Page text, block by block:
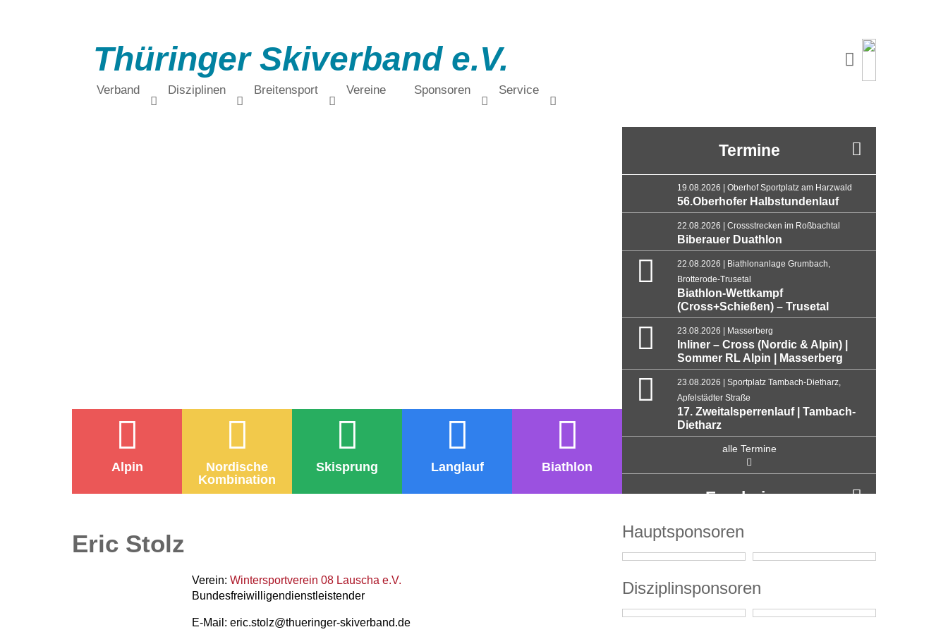
Thüringer Skiverband e.V.
Verband Disziplinen Breitensport Vereine Sponsoren Service
Alpin
Nordische
Kombination
Skisprung Langlauf Biathlon
Termine
19.08.2026 | Oberhof Sportplatz am Harzwald
56.Oberhofer Halbstundenlauf
22.08.2026 | Crossstrecken im Roßbachtal
Biberauer Duathlon
22.08.2026 | Biathlonanlage Grumbach,
Brotterode-Trusetal
Biathlon-Wettkampf
(Cross+Schießen) – Trusetal
23.08.2026 | Masserberg
Inliner – Cross (Nordic & Alpin) |
Sommer RL Alpin | Masserberg
23.08.2026 | Sportplatz Tambach-Dietharz,
Apfelstädter Straße
17. Zweitalsperrenlauf | Tambach-
Dietharz
alle Termine
Ergebnisse
Eric Stolz
Verein: Wintersportverein 08 Lauscha e.V.
Bundesfreiwilligendienstleistender
E-Mail: eric.stolz@thueringer-skiverband.de
Hauptsponsoren
Disziplinsponsoren